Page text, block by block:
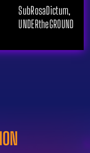
SubRosaDictum,
UNDERtheGROUND